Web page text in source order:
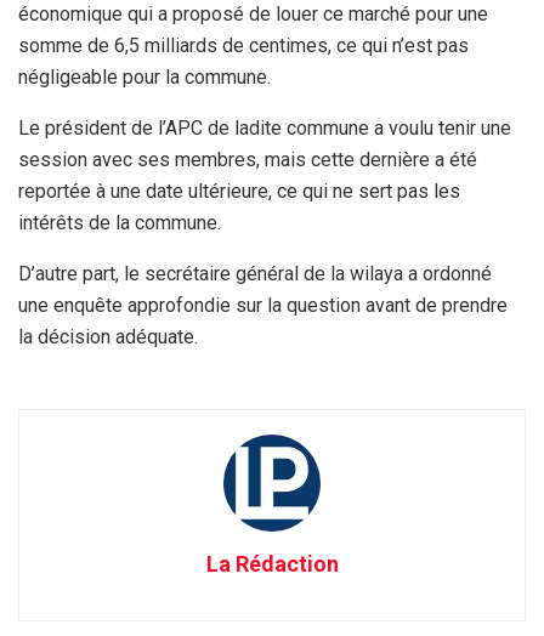
économique qui a proposé de louer ce marché pour une
somme de 6,5 milliards de centimes, ce qui n’est pas
négligeable pour la commune.
Le président de l’APC de ladite commune a voulu tenir une
session avec ses membres, mais cette dernière a été
reportée à une date ultérieure, ce qui ne sert pas les
intérêts de la commune.
D’autre part, le secrétaire général de la wilaya a ordonné
une enquête approfondie sur la question avant de prendre
la décision adéquate.
La Rédaction